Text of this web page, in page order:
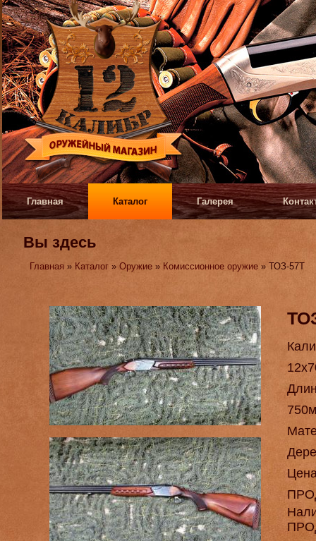
Главная Каталог Галерея
Вы здесь
Главная » Каталог »Оружие » Комиссионное оружие » ТОЗ-57Т